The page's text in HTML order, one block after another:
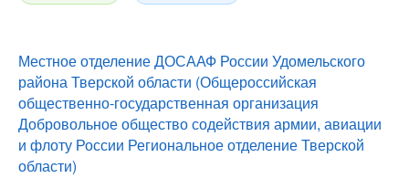
Местное отделение ДОСААФ России Удомельского
района Тверской области (Общероссийская
общественно-государственная организация
Добровольное общество содействия армии, авиации
и флоту России Региональное отделение Тверской
области)